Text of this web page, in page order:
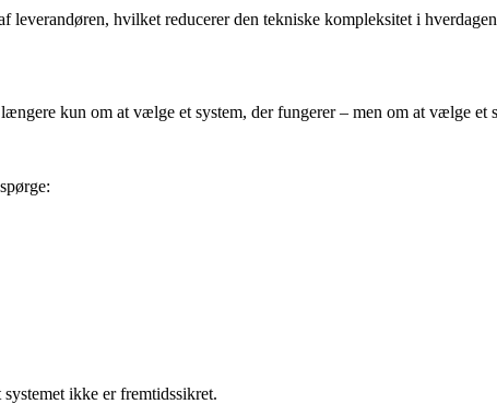
hvilket reducerer den tekniske kompleksitet i
kun om at vælge et system, der fungerer – men om at vælge et
ikke er fremtidssikret.